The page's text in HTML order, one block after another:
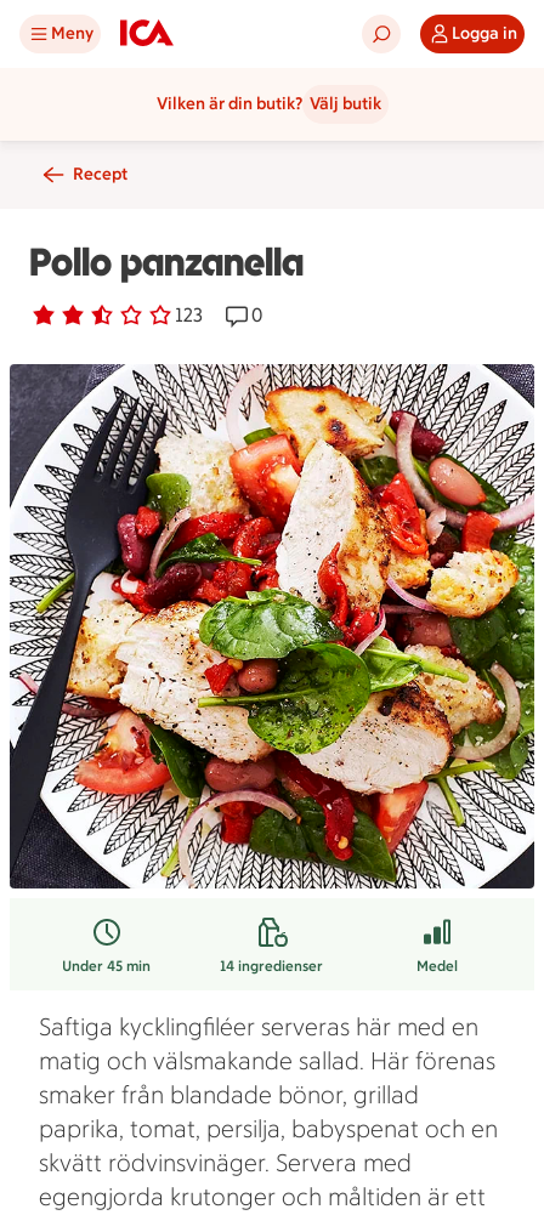
Meny Logga in
Vilken är din butik? Välj butik
Recept
Pollo panzanella
Betyg 2.6 av 5. 123
123 personer har röstatReceptet har 0 kommentarer
0
Under 45 min 14ingredienser Medel
Saftiga kycklingfiléer serveras här med en
matig och välsmakande sallad. Här förenas
smaker från blandade bönor, grillad
paprika, tomat, persilja, babyspenat och en
skvätt rödvinsvinäger. Servera med
egengjorda krutonger och måltiden är ett